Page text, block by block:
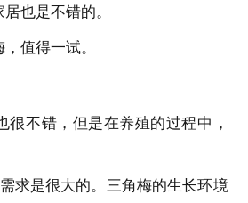
也是不错的。
值得一试。
很不错，但是在养殖的过程中，
求是很大的。三角梅的生长环境